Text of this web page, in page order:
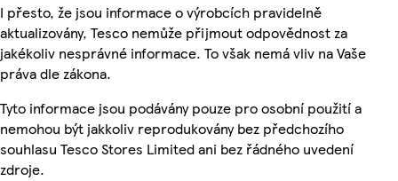
I přesto, že jsou informace o výrobcích pravidelně
aktualizovány, Tesco nemůže přijmout odpovědnost za
jakékoliv nesprávné informace. To však nemá vliv na Vaše
práva dle zákona.
Tyto informace jsou podávány pouze pro osobní použití a
nemohou být jakkoliv reprodukovány bez předchozího
souhlasu Tesco Stores Limited ani bez řádného uvedení
zdroje.